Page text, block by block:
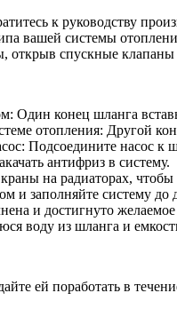
к руководству
вашей системы
спускные клапаны
Один конец шланга
отопления: Другой
Подсоедините насос к
антифриз в систему.
на радиаторах,
и заполняйте систему
и достигнуто
воду из шланга и
ей поработать в